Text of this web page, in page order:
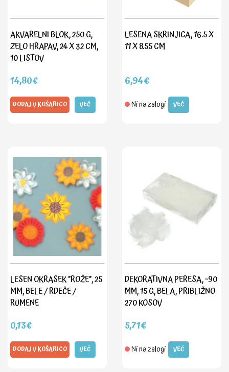
AKVARELNI BLOK, 250 G,
ZELO HRAPAV, 24 X 32 CM,
10 LISTOV
14,80€
DODAJ V KOŠARICO VEČ
LESENA SKRINJICA, 16.5 X
11 X 8.55 CM
6,94€
Ni na zalogi VEČ
LESEN OKRASEK "ROŽE", 25
MM, BELE / RDEČE /
RUMENE
0,13€
DODAJ V KOŠARICO VEČ
DEKORATIVNA PERESA, ~90
MM, 15 G, BELA, PRIBLIŽNO
270 KOSOV
5,71€
Ni na zalogi VEČ